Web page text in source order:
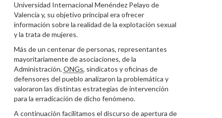
Universidad Internacional Menéndez Pelayo de
Valencia y, su objetivo principal era ofrecer
información sobre la realidad de la explotación sexual
y la trata de mujeres.
Más de un centenar de personas, representantes
mayoritariamente de asociaciones, de la
Administración, ONGs, sindicatos y oficinas de
defensores del pueblo analizaron la problemática y
valoraron las distintas estrategias de intervención
para la erradicación de dicho fenómeno.
A continuación facilitamos el discurso de apertura de